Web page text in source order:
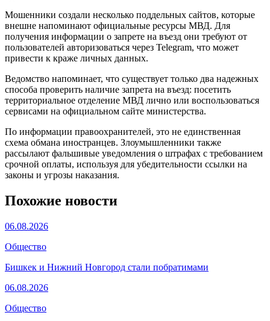
Мошенники создали несколько поддельных сайтов, которые
внешне напоминают официальные ресурсы МВД. Для
получения информации о запрете на въезд они требуют от
пользователей авторизоваться через Telegram, что может
привести к краже личных данных.
Ведомство напоминает, что существует только два надежных
способа проверить наличие запрета на въезд: посетить
территориальное отделение МВД лично или воспользоваться
сервисами на официальном сайте министерства.
По информации правоохранителей, это не единственная
схема обмана иностранцев. Злоумышленники также
рассылают фальшивые уведомления о штрафах с требованием
срочной оплаты, используя для убедительности ссылки на
законы и угрозы наказания.
Похожие новости
06.08.2026
Общество
Бишкек и Нижний Новгород стали побратимами
06.08.2026
Общество